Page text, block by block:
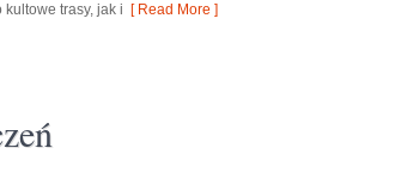
trasy, jak i [ Read More ]